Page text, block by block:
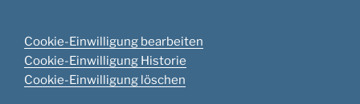
Cookie-Einwilligung bearbeiten
Cookie-Einwilligung Historie
Cookie-Einwilligung löschen